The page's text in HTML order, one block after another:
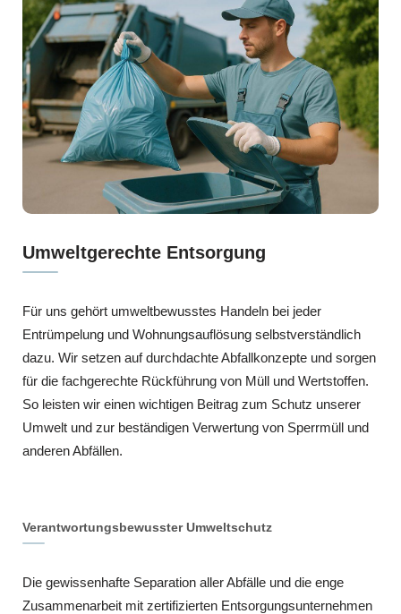
Umweltgerechte Entsorgung
Für uns gehört umweltbewusstes Handeln bei jeder
Entrümpelung und Wohnungsauflösung selbstverständlich
dazu. Wir setzen auf durchdachte Abfallkonzepte und sorgen
für die fachgerechte Rückführung von Müll und Wertstoffen.
So leisten wir einen wichtigen Beitrag zum Schutz unserer
Umwelt und zur beständigen Verwertung von Sperrmüll und
anderen Abfällen.
Verantwortungsbewusster Umweltschutz
Die gewissenhafte Separation aller Abfälle und die enge
Zusammenarbeit mit zertifizierten Entsorgungsunternehmen